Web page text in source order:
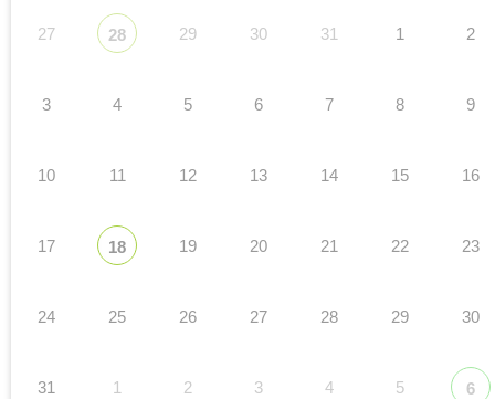
27 28 29 30 31 1 2
3 4 5 6 7 8 9
10 11 12 13 14 15 16
17 18 19 20 21 22 23
24 25 26 27 28 29 30
31 1 2 3 4 5 6